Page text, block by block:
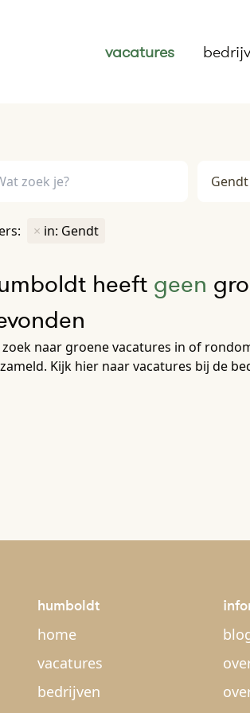
vacatures
× in: Gendt
heeft geen
naar groene vacatures in of
Kijk hier naar vacatures bij de
humboldt
home
vacatures
bedrijven